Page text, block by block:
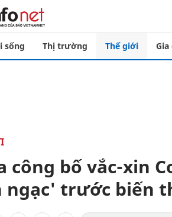
sống Thị trường Thế giới
công bố vắc-xin
ngạc' trước biến